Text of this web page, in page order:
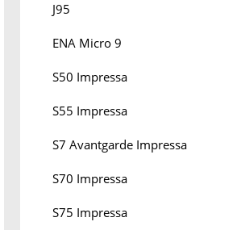
J95
ENA Micro 9
S50 Impressa
S55 Impressa
S7 Avantgarde Impressa
S70 Impressa
S75 Impressa